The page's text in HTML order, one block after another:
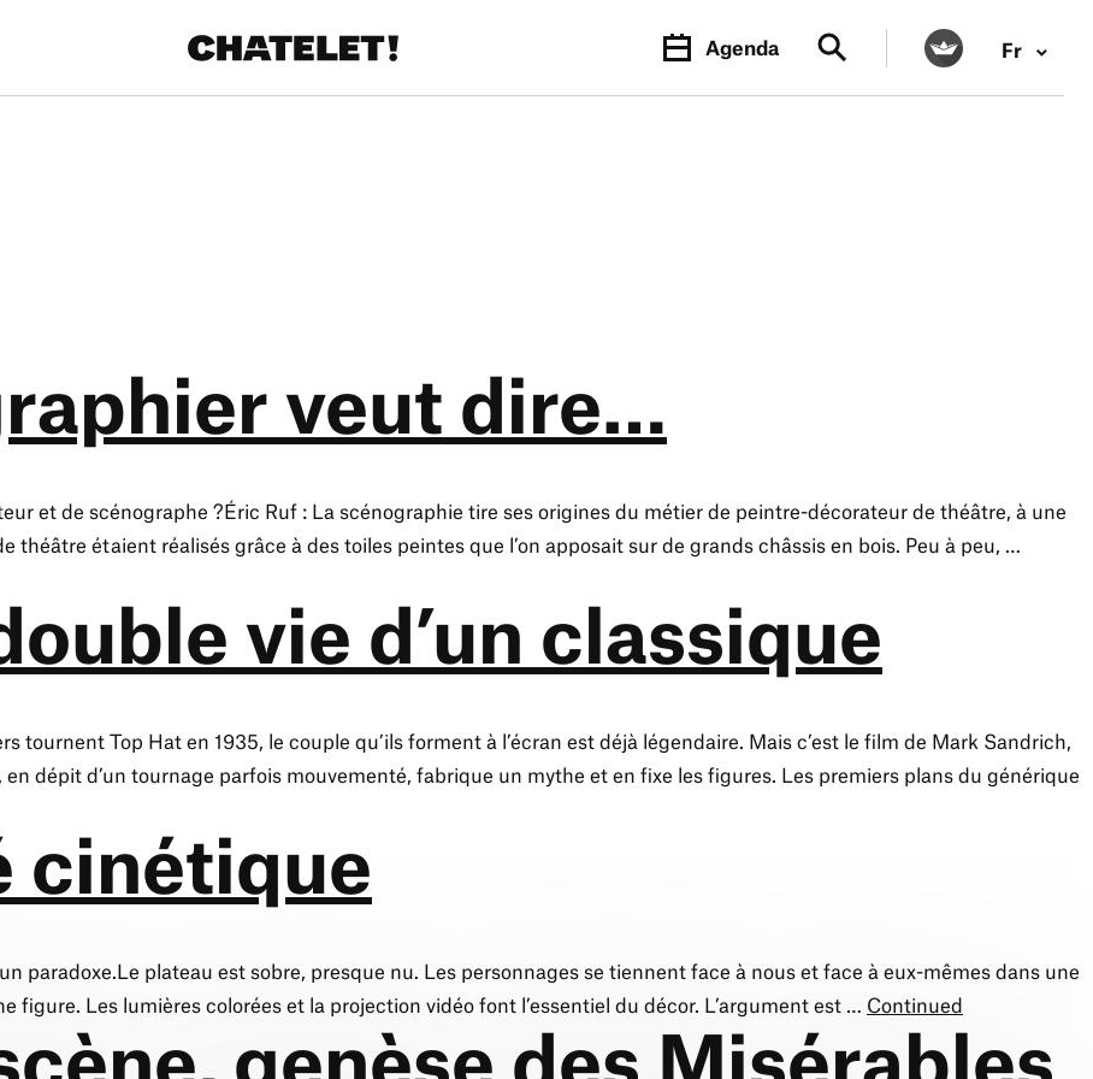
Agenda Fr
veut dire…
et de scénographe ?Éric Ruf : La scénographie tire ses origines du métier de peintre-décorateur de théâtre, à une
théâtre étaient réalisés grâce à des toiles peintes que l’on apposait sur de grands châssis en bois. Peu à peu, …
vie d’un classique
tournent Top Hat en 1935, le couple qu’ils forment à l’écran est déjà légendaire. Mais c’est le film de Mark Sandrich,
dépit d’un tournage parfois mouvementé, fabrique un mythe et en fixe les figures. Les premiers plans du générique
cinétique
paradoxe.Le plateau est sobre, presque nu. Les personnages se tiennent face à nous et face à eux-mêmes dans une
Les lumières colorées et la projection vidéo font l’essentiel du décor. L’argument est … Continued